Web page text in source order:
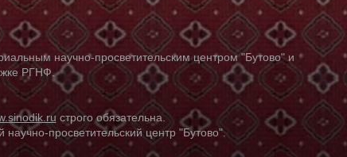
научно-просветительским центром "Бутово" и
РГНФ.
строго обязательна.
просветительский центр "Бутово".